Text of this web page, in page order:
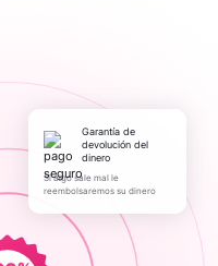
Garantía de
devolución del
dinero
Si algo sale mal le
reembolsaremos su dinero